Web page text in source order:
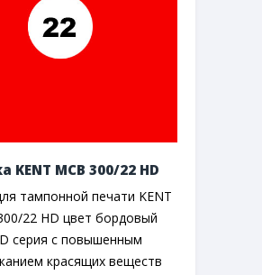
KENT MCB 300/22 HD
тампонной печати KENT
22 HD цвет бордовый
серия с повышенным
красящих веществ